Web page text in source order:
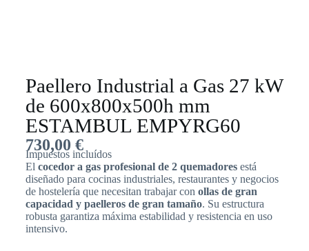
Paellero Industrial a Gas 27 kW
de 600x800x500h mm
ESTAMBUL EMPYRG60
730,00 €
Impuestos incluídos
El cocedor a gas profesional de 2 quemadoresestá
diseñado para cocinas industriales, restaurantes y negocios
de hostelería que necesitan trabajar con ollas de gran
capacidad y paelleros de gran tamaño. Su estructura
robusta garantiza máxima estabilidad y resistencia en uso
intensivo.